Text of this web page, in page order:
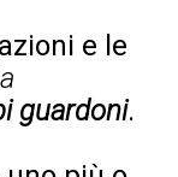
e le
guardoni.